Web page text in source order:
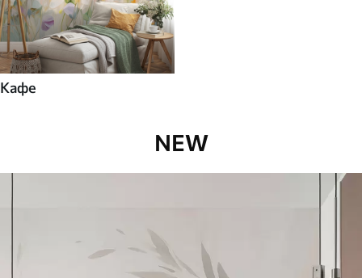
Кафе
NEW